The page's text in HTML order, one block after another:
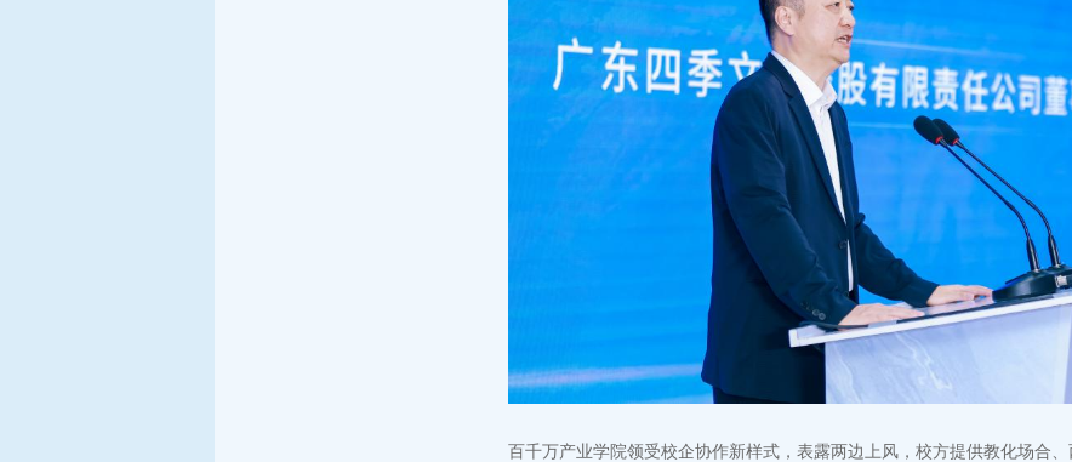
百千万产业学院领受校企协作新样式，表露两边上风，校方提供教化场合